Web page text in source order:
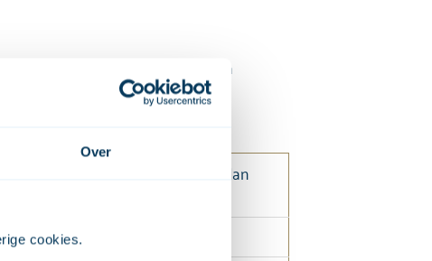
Over
cookies.
In kolom 3 de omstandigheden
t/m zo).
gevoel) waarbij ik meer snoof dan